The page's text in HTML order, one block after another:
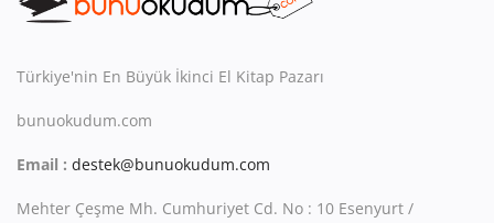
Türkiye'nin En Büyük İkinci El Kitap Pazarı
bunuokudum.com
Email : destek@bunuokudum.com
Mehter Çeşme Mh. Cumhuriyet Cd. No : 10 Esenyurt /